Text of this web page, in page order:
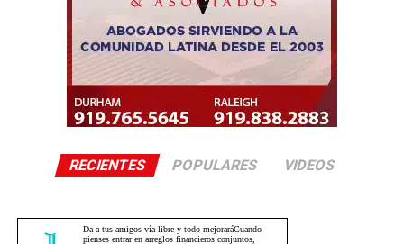
RECIENTES POPULARES VIDEOS